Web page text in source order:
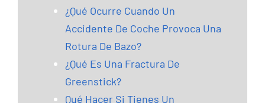
¿Qué Ocurre Cuando Un
Accidente De Coche Provoca Una
Rotura De Bazo?
¿Qué Es Una Fractura De
Greenstick?
Qué Hacer Si Tienes Un